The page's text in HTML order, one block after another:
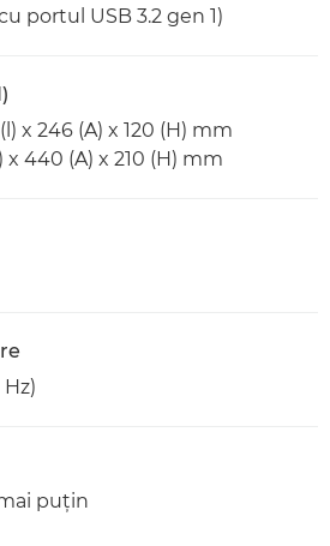
portul USB 3.2 gen 1)
x 246 (A) x 120 (H) mm
x 440 (A) x 210 (H) mm
puţin